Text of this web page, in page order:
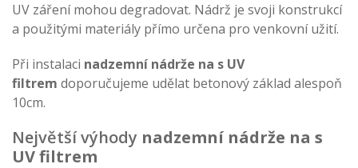
UV záření mohou degradovat. Nádrž je svoji konstrukcí
a použitými materiály přímo určena pro venkovní užití.
Při instalaci nadzemní nádrže na s UV
filtrem doporučujeme udělat betonový základ alespoň
10cm.
Největší výhody nadzemní nádrže na s
UV filtrem